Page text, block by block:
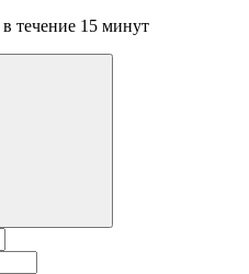
течение 15 минут